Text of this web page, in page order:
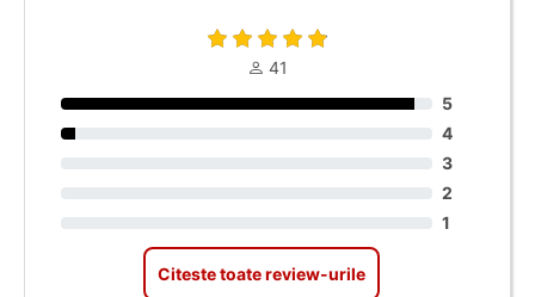
41
5
4
3
2
1
Citeste toate review-urile